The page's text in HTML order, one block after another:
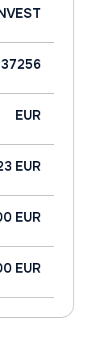
EUR
EUR
EUR
EUR